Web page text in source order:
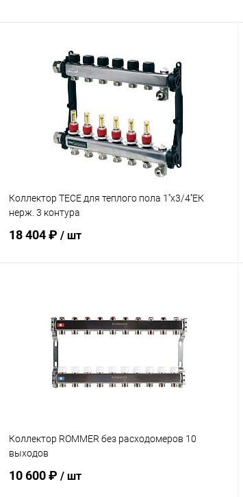
Коллектор TECE для теплого пола 1''х3/4''ЕК
нерж. 3 контура
18 404 ₽ / шт
Купить в 1 клик Сравнение
В избранное заказ 3-5 дней
Коллектор ROMMER без расходомеров 10
выходов
10 600 ₽ / шт